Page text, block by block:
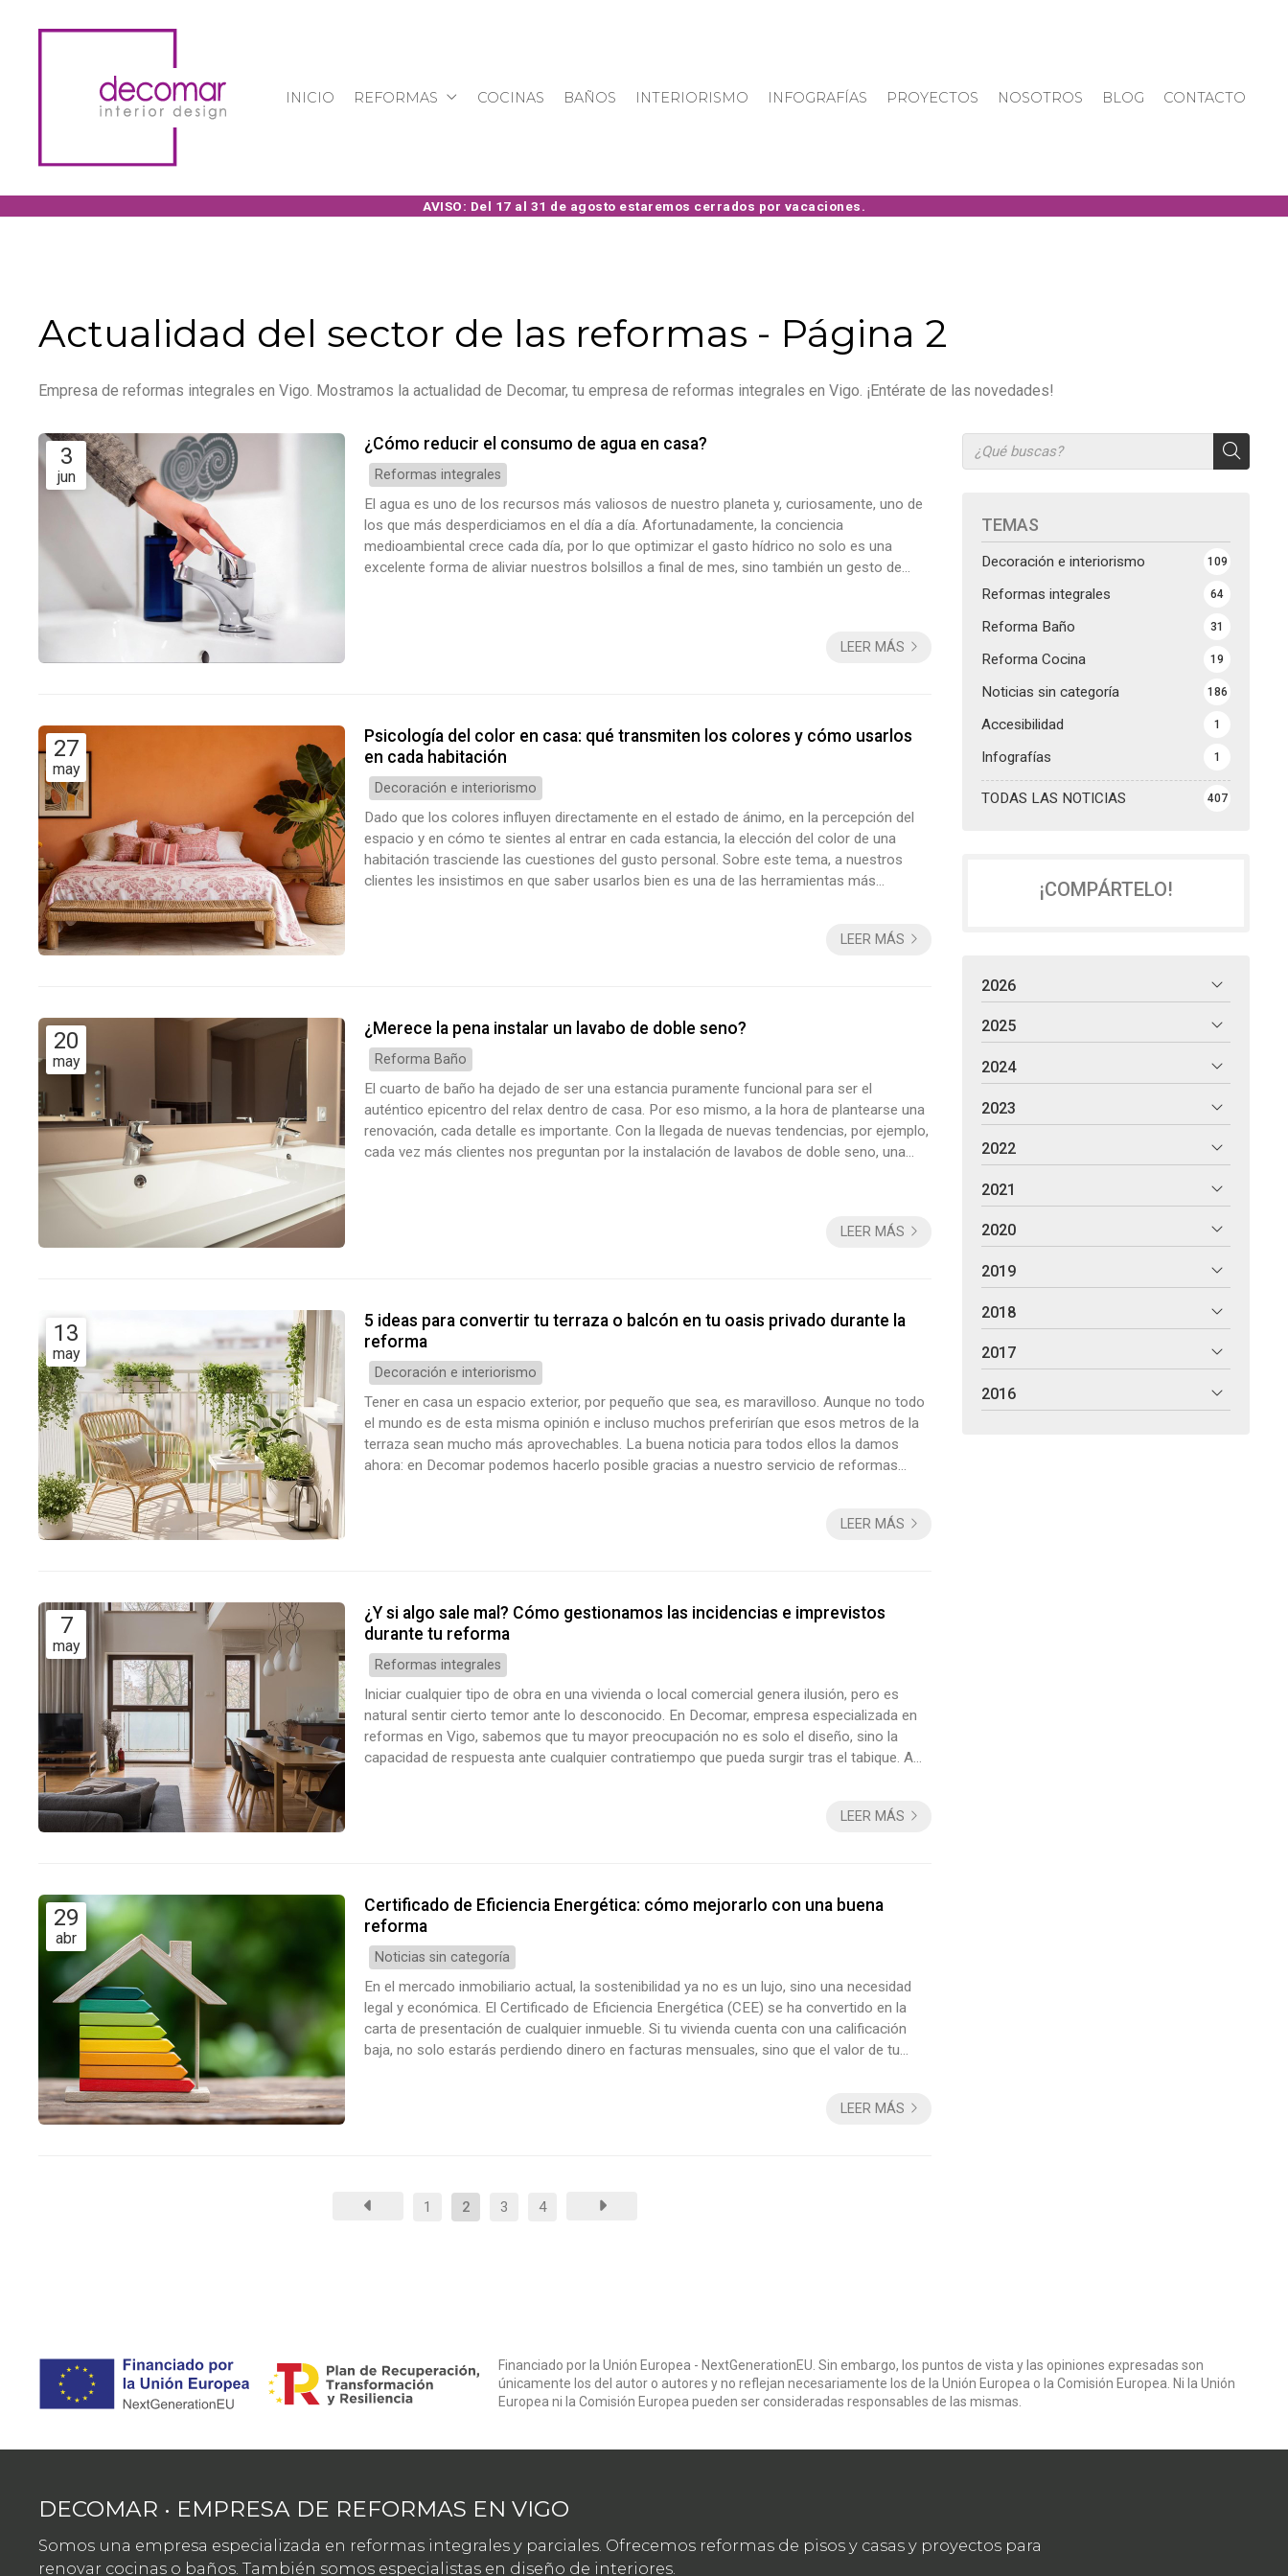
INICIO REFORMAS COCINAS BAÑOS INTERIORISMO INFOGRAFÍAS PROYECTOS NOSOTROS BLOG CONTACTO
Actualidad del sector de las reformas - Página 2
Empresa de reformas integrales en Vigo. Mostramos la actualidad de Decomar, tu empresa de reformas integrales en Vigo. ¡Entérate de las novedades!
TEMAS
TODAS LAS NOTICIAS 407
Decoración e interiorismo 109
Reformas integrales 64
Reforma Baño 31
Reforma Cocina 19
Noticias sin categoría 186
Accesibilidad 1
Infografías 1
3
jun
¿Cómo reducir el consumo de agua en casa?
Reformas integrales
El agua es uno de los recursos más valiosos de nuestro planeta y, curiosamente, uno de
los que más desperdiciamos en el día a día. Afortunadamente, la conciencia
medioambiental crece cada día, por lo que optimizar el gasto hídrico no solo es una
excelente forma de aliviar nuestros bolsillos a final de mes, sino también un gesto de
LEER MÁS
27
may
Psicología del color en casa: qué transmiten los colores y cómo usarlos
en cada habitación
Decoración e interiorismo
Dado que los colores influyen directamente en el estado de ánimo, en la percepción del
espacio y en cómo te sientes al entrar en cada estancia, la elección del color de una
habitación trasciende las cuestiones del gusto personal. Sobre este tema, a nuestros
clientes les insistimos en que saber usarlos bien es una de las herramientas más
LEER MÁS
20
may
¿Merece la pena instalar un lavabo de doble seno?
Reforma Baño
El cuarto de baño ha dejado de ser una estancia puramente funcional para ser el
auténtico epicentro del relax dentro de casa. Por eso mismo, a la hora de plantearse una
renovación, cada detalle es importante. Con la llegada de nuevas tendencias, por ejemplo,
cada vez más clientes nos preguntan por la instalación de lavabos de doble seno, una
LEER MÁS
13
may
5 ideas para convertir tu terraza o balcón en tu oasis privado durante la
reforma
Decoración e interiorismo
Tener en casa un espacio exterior, por pequeño que sea, es maravilloso. Aunque no todo
el mundo es de esta misma opinión e incluso muchos preferirían que esos metros de la
terraza sean mucho más aprovechables. La buena noticia para todos ellos la damos
ahora: en Decomar podemos hacerlo posible gracias a nuestro servicio de reformas
LEER MÁS
7
may
¿Y si algo sale mal? Cómo gestionamos las incidencias e imprevistos
durante tu reforma
Reformas integrales
Iniciar cualquier tipo de obra en una vivienda o local comercial genera ilusión, pero es
natural sentir cierto temor ante lo desconocido. En Decomar, empresa especializada en
reformas en Vigo, sabemos que tu mayor preocupación no es solo el diseño, sino la
capacidad de respuesta ante cualquier contratiempo que pueda surgir tras el tabique. A
LEER MÁS
29
abr
Certificado de Eficiencia Energética: cómo mejorarlo con una buena
reforma
Noticias sin categoría
En el mercado inmobiliario actual, la sostenibilidad ya no es un lujo, sino una necesidad
legal y económica. El Certificado de Eficiencia Energética (CEE) se ha convertido en la
carta de presentación de cualquier inmueble. Si tu vivienda cuenta con una calificación
baja, no solo estarás perdiendo dinero en facturas mensuales, sino que el valor de tu
LEER MÁS
1 2 3 4
¡COMPÁRTELO!
2026
2025
2024
2023
2022
2021
2020
2019
2018
2017
2016
Financiado por la Unión Europea - NextGenerationEU. Sin embargo, los puntos de vista y las opiniones expresadas son
únicamente los del autor o autores y no reflejan necesariamente los de la Unión Europea o la Comisión Europea. Ni la Unión
Europea ni la Comisión Europea pueden ser consideradas responsables de las mismas.
DECOMAR • EMPRESA DE REFORMAS EN VIGO
Somos una empresa especializada en reformas integrales y parciales. Ofrecemos reformas de pisos y casas y proyectos para
renovar cocinas o baños. También somos especialistas en diseño de interiores.